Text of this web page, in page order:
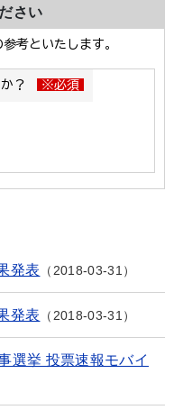
さい
発表 2018-03-31
発表 2018-03-31
選挙 投票速報モバイ